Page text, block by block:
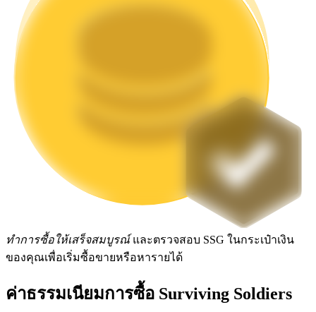
การลงทุนพิเศษสำหรับผู้ถือ BTR
ทำการซื้อให้เสร็จสมบูรณ์และตรวจสอบ SSG ในกระเป๋าเงิน
ของคุณเพื่อเริ่มซื้อขายหรือหารายได้
ค่าธรรมเนียมการซื้อ Surviving Soldiers